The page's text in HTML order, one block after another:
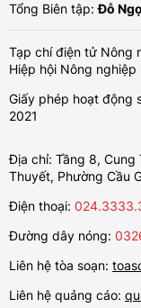
Tổng Biên tập:Đỗ
Tạp chí điện tử Nông
Hiệp hội Nông nghiệp
Giấy phép hoạt động
2021
Địa chỉ: Tầng 8, Cung
Thuyết, Phường Cầu
Điện thoại:
Đường dây nóng:
Liên hệ tòa soạn:
Liên hệ quảng cáo: